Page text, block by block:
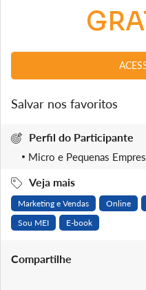
Salvar nos favoritos
Perfil do Participante
Micro e Pequenas
Veja mais
Marketing e Vendas Online
Sou MEI
E-book
Compartilhe